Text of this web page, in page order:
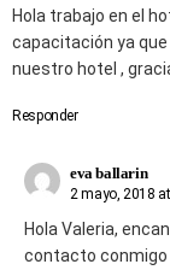
Hola trabajo en el
capacitación ya
nuestro hotel ,
Responder
eva ballarin
2 mayo, 2018
Hola Valeria,
contacto conmigo